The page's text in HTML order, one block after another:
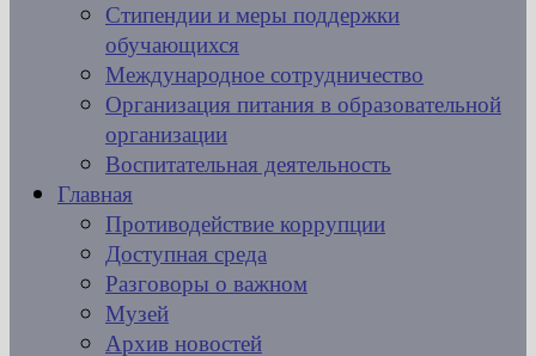
Стипендии и меры поддержки
обучающихся
Международное сотрудничество
Организация питания в образовательной
организации
Воспитательная деятельность
Главная
Противодействие коррупции
Доступная среда
Разговоры о важном
Музей
Архив новостей